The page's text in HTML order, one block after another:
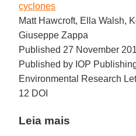
cyclones
Matt Hawcroft, Ella Walsh,
Giuseppe Zappa
Published 27 November
Published by IOP
Environmental Research
12 DOI
Leia mais